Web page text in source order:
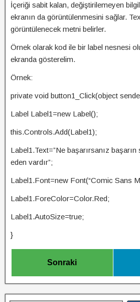
İçeriği sabit kalan, değiştirilemeyen
ekranın da görüntülenmesini sağlar.
görüntülenecek metni belirler.
Örnek olarak kod ile bir label nesnesi
ekranda gösterelim.
Örnek:
private void button1_Click(object
Label Label1=new Label();
this.Controls.Add(Label1);
Label1.Text=”Ne başarırsanız
eden vardır”;
Label1.Font=new Font(“Comic Sans
Label1.ForeColor=Color.Red;
Label1.AutoSize=true;
}
Sonraki